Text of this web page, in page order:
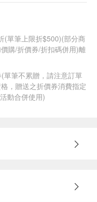
(單筆上限折$500)(部分商
購/折價券/折扣碼併用)離
單筆不累贈，請注意訂單
，贈送之折價券消費指定
動合併使用)